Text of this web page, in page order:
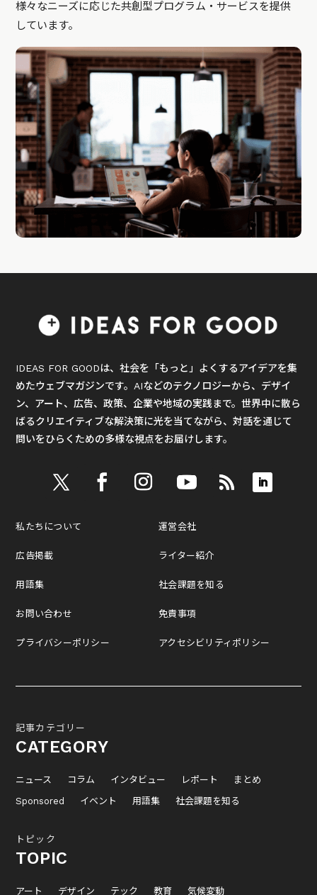
様々なニーズに応じた共創型プログラム・サービスを提供
しています。
IDEAS FOR GOODは、社会を「もっと」よくするアイデアを集
めたウェブマガジンです。AIなどのテクノロジーから、デザイ
ン、アート、広告、政策、企業や地域の実践まで。世界中に散ら
ばるクリエイティブな解決策に光を当てながら、対話を通じて
問いをひらくための多様な視点をお届けします。
私たちについて
広告掲載
用語集
お問い合わせ
プライバシーポリシー
運営会社
ライター紹介
社会課題を知る
免責事項
アクセシビリティポリシー
記事カテゴリー
CATEGORY
ニュース コラム インタビュー レポート
まとめ
Sponsored
イベント 用語集 社会課題を知る
トピック
TOPIC
アート デザイン テック 教育 気候変動